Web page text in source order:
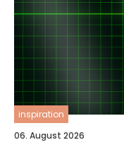
inspiration
06. August 2026